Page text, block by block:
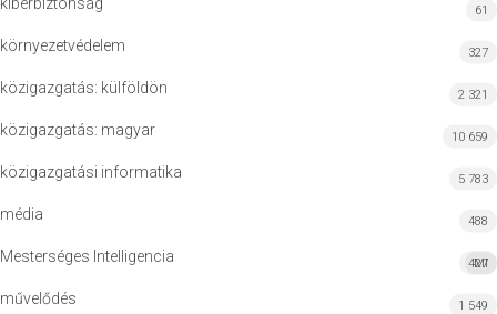
61
környezetvédelem 327
közigazgatás: külföldön 2 321
közigazgatás: magyar 10 659
közigazgatási informatika 5 783
média 488
Mesterséges Intelligencia MI
427
művelődés 1 549